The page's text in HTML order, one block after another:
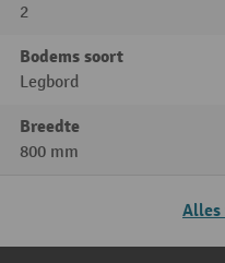
2
Bodems soort
Legbord
Breedte
800 mm
Alles